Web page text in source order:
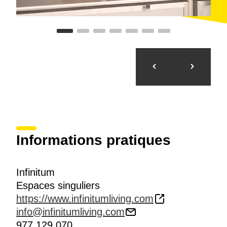
Informations pratiques
Infinitum
Espaces singuliers
https://www.infinitumliving.com
info@infinitumliving.com